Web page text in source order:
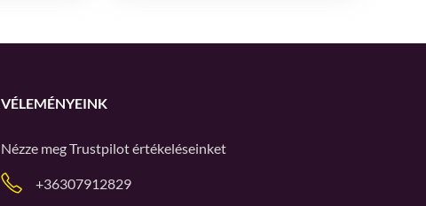
VÉLEMÉNYEINK
Nézze megTrustpilotértékeléseinket
+36307912829